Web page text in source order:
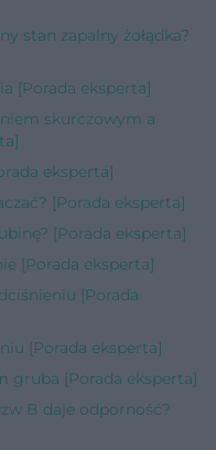
stan zapalny żołądka?
[Porada eksperta]
skurczowym a
eksperta]
[Porada eksperta]
[Porada eksperta]
[Porada eksperta]
[Porada
[Porada eksperta]
gruba [Porada eksperta]
B daje odporność?